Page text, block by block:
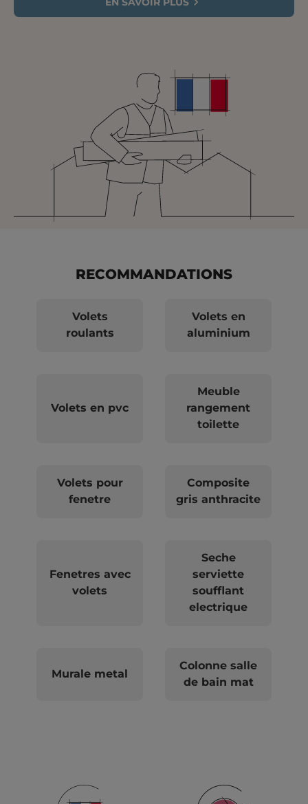
RECOMMANDATIONS
Volets
roulants
Volets en
aluminium
Volets en pvc
Meuble
rangement
toilette
Volets pour
fenetre
Composite
gris anthracite
Fenetres avec
volets
Seche
serviette
soufflant
electrique
Murale metal
Colonne salle
de bain mat